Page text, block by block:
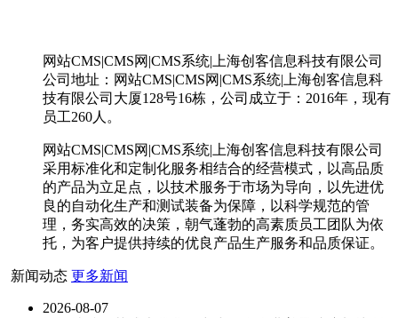
网站CMS|CMS网|CMS系统|上海创客信息科技有限公司
公司地址：网站CMS|CMS网|CMS系统|上海创客信息科
技有限公司大厦128号16栋，公司成立于：2016年，现有
员工260人。
网站CMS|CMS网|CMS系统|上海创客信息科技有限公司
采用标准化和定制化服务相结合的经营模式，以高品质
的产品为立足点，以技术服务于市场为导向，以先进优
良的自动化生产和测试装备为保障，以科学规范的管
理，务实高效的决策，朝气蓬勃的高素质员工团队为依
托，为客户提供持续的优良产品生产服务和品质保证。
新闻动态 更多新闻
2026-08-07